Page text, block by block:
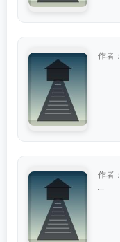
作者：
作者：